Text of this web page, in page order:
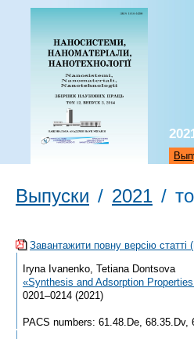
Выпуски / 2021 /
Завантажити повну версію статті
Iryna Ivanenko, Tetiana Dontsova
«Synthesis and Adsorption
0201–0214 (2021)
PACS numbers: 61.48.De,